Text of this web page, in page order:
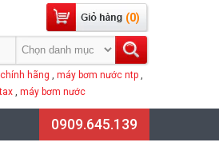
(0)
hãng , máy bơm nước ntp ,
, máy bơm nước
0909.645.139